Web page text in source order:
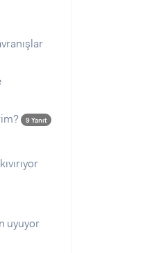
9 Yanıt
uyuyor